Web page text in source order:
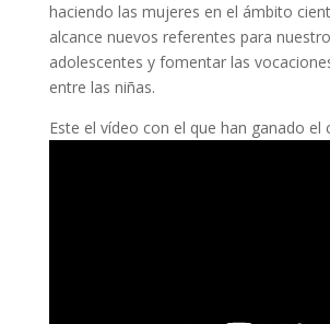
haciendo las mujeres en el ámbito
alcance nuevos referentes para
adolescentes y fomentar las
entre las niñas.
Este el vídeo con el que han ganado el